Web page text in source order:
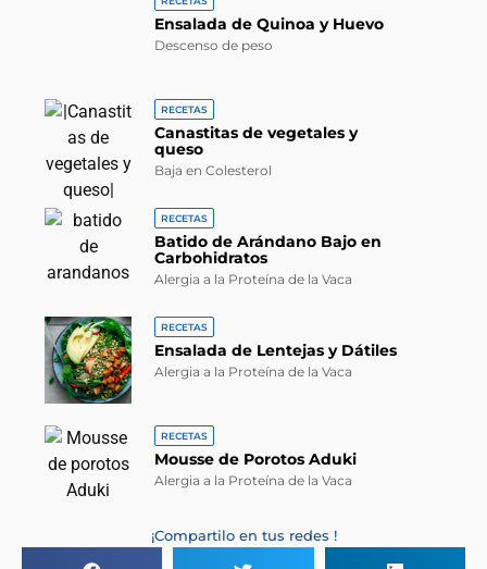
Ensalada de Quinoa y Huevo
Descenso de peso
RECETAS
Canastitas de vegetales y
queso
Baja en Colesterol
RECETAS
Batido de Arándano Bajo en
Carbohidratos
Alergia a la Proteína de la Vaca
RECETAS
Ensalada de Lentejas y Dátiles
Alergia a la Proteína de la Vaca
RECETAS
Mousse de Porotos Aduki
Alergia a la Proteína de la Vaca
¡Compartilo en tus redes !